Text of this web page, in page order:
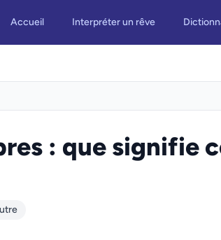
Accueil Interpréter un rêve
: que signifie